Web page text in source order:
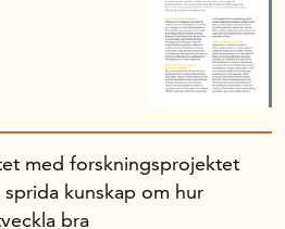
med forskningsprojektet
kunskap om hur
bra